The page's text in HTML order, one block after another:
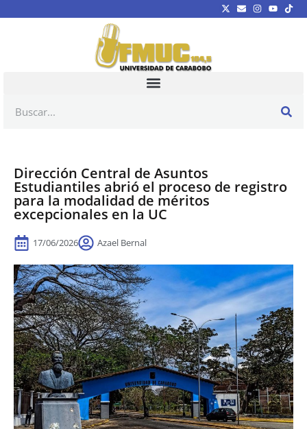
Dirección Central de Asuntos
Estudiantiles abrió el proceso de registro
para la modalidad de méritos
excepcionales en la UC
17/06/2026 Azael Bernal